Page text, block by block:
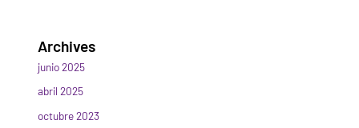
Archives
junio 2025
abril 2025
octubre 2023